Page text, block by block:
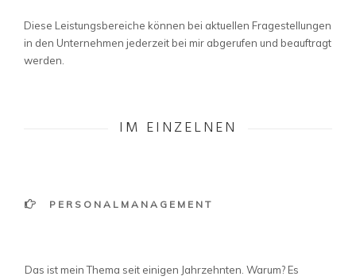
Diese Leistungsbereiche können bei aktuellen Fragestellungen
in den Unternehmen jederzeit bei mir abgerufen und beauftragt
werden.
IM EINZELNEN
PERSONALMANAGEMENT
Das ist mein Thema seit einigen Jahrzehnten. Warum? Es